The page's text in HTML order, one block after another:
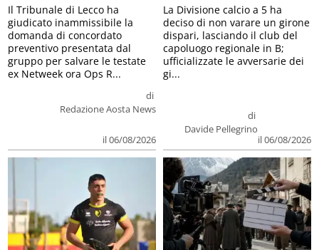
di
Redazione Aosta News
il 06/08/2026
Il Tribunale di Lecco ha
giudicato inammissibile la
domanda di concordato
preventivo presentata dal
gruppo per salvare le testate
ex Netweek ora Ops R...
di
Davide Pellegrino
il 06/08/2026
La Divisione calcio a 5 ha
deciso di non varare un girone
dispari, lasciando il club del
capoluogo regionale in B;
ufficializzate le avversarie dei
gi...